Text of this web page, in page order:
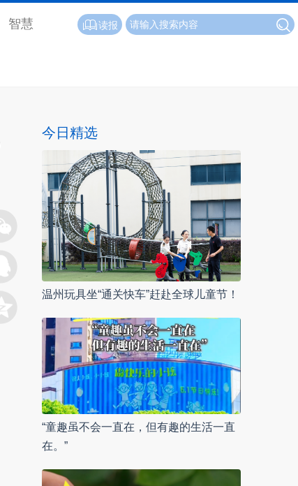
智慧 读报
今日精选
温州玩具坐“通关快车”赶赴全球儿童节！
“童趣虽不会一直在，但有趣的生活一直
在。”